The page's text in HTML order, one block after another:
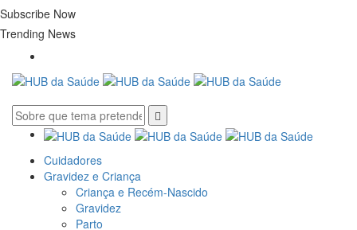
Subscribe Now
Trending News
Cuidadores
Gravidez e Criança
Criança e Recém-Nascido
Gravidez
Parto